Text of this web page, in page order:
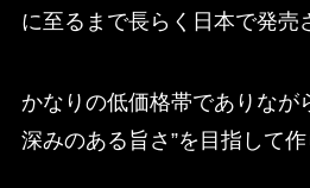
に至るまで長らく日本で発売
かなりの低価格帯でありなが
深みのある旨さ”を目指して作